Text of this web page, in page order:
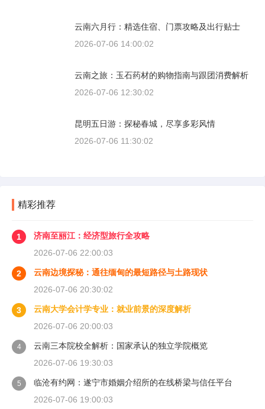
云南六月行：精选住宿、门票攻略及出行贴士
2026-07-06 14:00:02
云南之旅：玉石药材的购物指南与跟团消费解析
2026-07-06 12:30:02
昆明五日游：探秘春城，尽享多彩风情
2026-07-06 11:30:02
精彩推荐
1
济南至丽江：经济型旅行全攻略
2026-07-06 22:00:03
2
云南边境探秘：通往缅甸的最短路径与土路现状
2026-07-06 20:30:02
3
云南大学会计学专业：就业前景的深度解析
2026-07-06 20:00:03
4
云南三本院校全解析：国家承认的独立学院概览
2026-07-06 19:30:03
5
临沧有约网：遂宁市婚姻介绍所的在线桥梁与信任平台
2026-07-06 19:00:03